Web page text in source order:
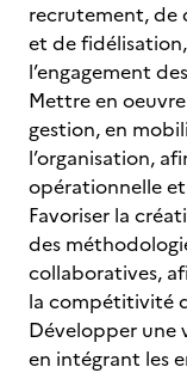
recrutement, de
et de
l’engagement
Mettre en
gestion, en
l’organisation,
opérationnelle
Favoriser la
des
collaboratives,
la compétitivité
Développer une
en intégrant les